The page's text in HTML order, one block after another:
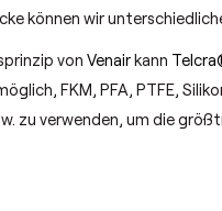
können wir
vonVenairkann
FKM, PFA, PTFE,
zu verwenden, um die